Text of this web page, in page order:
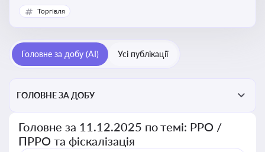
розрахункових операцій, аналіз законодавства про
РРО, позиції ДПС та судів щодо РРО
Торгівля
Головне за добу (AI) Усі публікації
ГОЛОВНЕ ЗА ДОБУ
Головне за 11.12.2025 по темі: РРО /
ПРРО та фіскалізація